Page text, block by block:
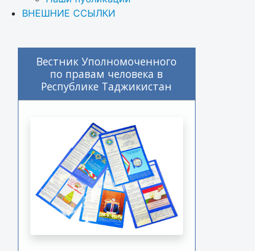
ВНЕШНИЕ ССЫЛКИ
Вестник Уполномоченного
по правам человека в
Республике Таджикистан